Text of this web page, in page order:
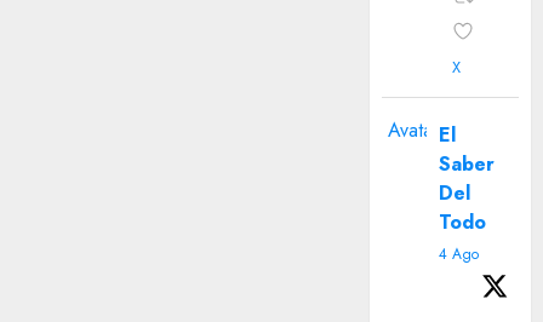
X
Avatar El
Saber
Del
Todo
4 Ago